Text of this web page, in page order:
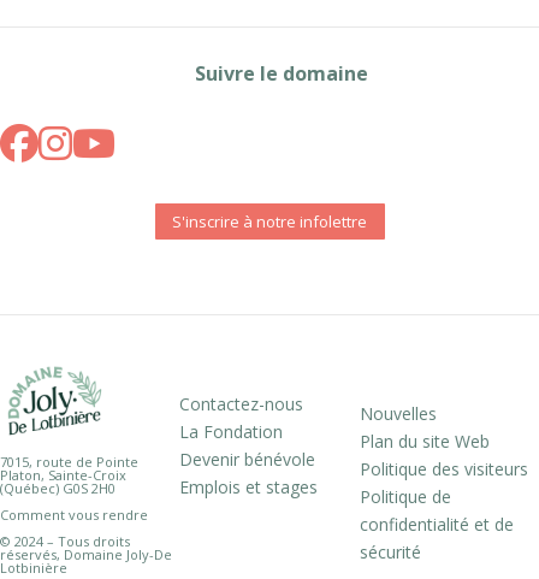
Suivre le domaine
S'inscrire à notre infolettre
7015, route de Pointe
Platon, Sainte-Croix
(Québec) G0S 2H0
Comment vous rendre
© 2024 – Tous droits
réservés, Domaine Joly-De
Lotbinière
Contactez-nous
La Fondation
Devenir bénévole
Emplois et stages
Nouvelles
Plan du site Web
Politique des visiteurs
Politique de
confidentialité et de
sécurité